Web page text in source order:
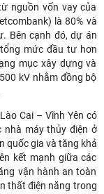
nguồn vốn vay của
là 80% và
Bên cạnh đó, dự án
mức đầu tư hơn
mục xây dựng và
kV nhằm đồng bộ
Cai – Vĩnh Yên có
nhà máy thủy điện ở
quốc gia và tăng khả
kết mạnh giữa các
vận hành an toàn
thất điện năng trong